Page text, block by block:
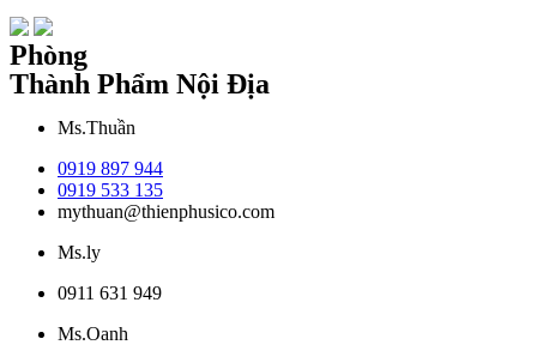
Phòng
Thành Phẩm Nội Địa
Ms.Thuần
0919 897 944
0919 533 135
mythuan@thienphusico.com
Ms.ly
0911 631 949
Ms.Oanh